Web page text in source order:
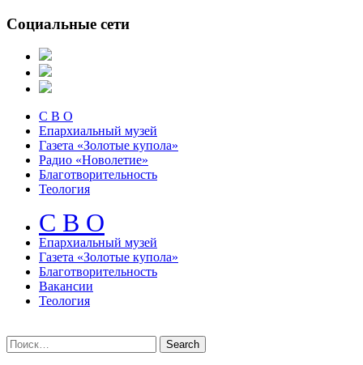
Социальные сети
С В О
Епархиальный музей
Газета «Золотые купола»
Радио «Новолетие»
Благотворительность
Теология
С В О
Епархиальный музeй
Газета «Золотые купола»
Благотворительность
Вакансии
Теология